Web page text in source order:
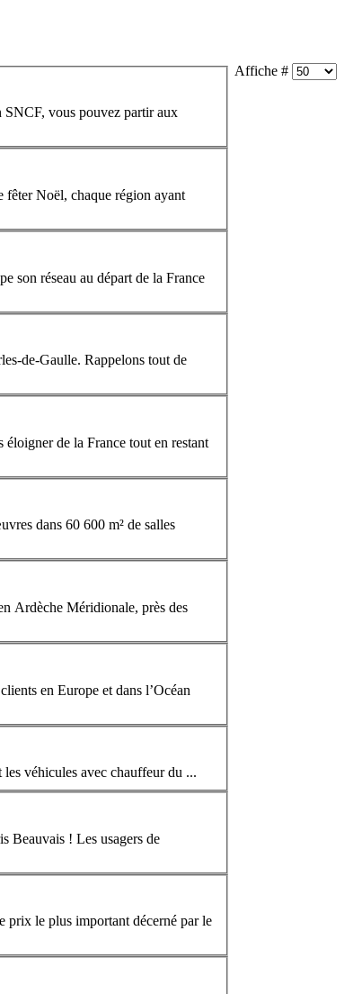
Affiche #
SNCF, vous pouvez partir aux
fêter Noël, chaque région ayant
son réseau au départ de la France
de-Gaulle. Rappelons tout de
éloigner de la Francetout en restant
dans 60 600 m² de salles
Ardèche Méridionale, près des
en Europe et dans l’Océan
véhicules avec chauffeur du ...
Beauvais ! Les usagers de
prix le plus important décerné par le